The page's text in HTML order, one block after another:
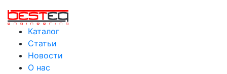
Каталог
Статьи
Новости
О нас